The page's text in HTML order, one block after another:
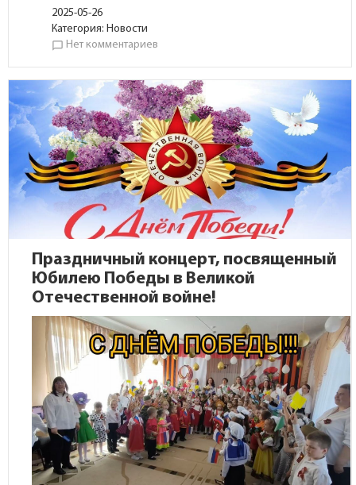
2025-05-26
Категория:Новости
chat_bubble_outline Нет комментариев
Праздничный концерт, посвященный
Юбилею Победы в Великой
Отечественной войне!